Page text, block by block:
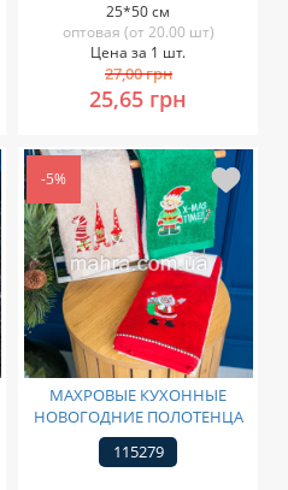
25*50 см
оптовая (от 20.00 шт)
Цена за 1 шт.
27,00 грн
25,65 грн
-5%
МАХРОВЫЕ КУХОННЫЕ
НОВОГОДНИЕ ПОЛОТЕНЦА
115279